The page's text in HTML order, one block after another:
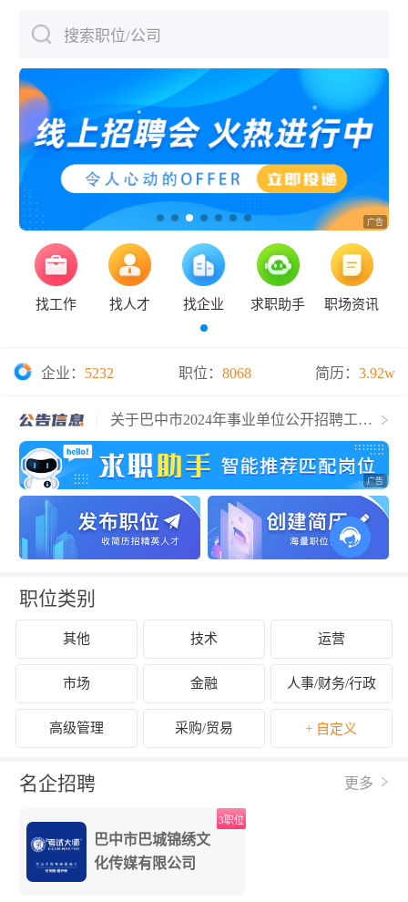
搜索职位/公司
找工作 找人才 找企业 求职助手 职场资讯
企业： 5232 职位： 8068 简历： 3.92w
关于巴中市2024年事业单位公开招聘工作
人员的公告
职位类别
其他 技术 运营
市场 金融 人事/财务/行政
高级管理 采购/贸易 + 自定义
名企招聘 更多
巴中市巴城锦绣文
化传媒有限公司
3职位